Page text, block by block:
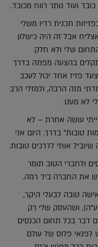
ועוד נותר רווח מכובד.
תכנית רדיו משלי
אבל זה היה כישלון
שלי ולא חלק
בהצעה מפתה בדרך
פזיז אחד יכול לעכב
מזה הרבה, ולמזלי הרב
לא מעט.
עושה אחרת – לא
טובות" בדרך. היום אני
אותי לדרכים טובות.
ולחברי הטוב תומר
את החברה ביד רמה.
טובה לבעלי היקר,
ושהעסק שלי רק
דבר בכל תחום הכנסים
לפנאי פלוס של עולם